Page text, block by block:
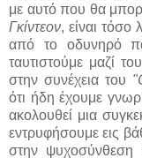
με αυτό που θα
Γκίντεον, είναι τόσο
από το οδυνηρό
ταυτιστούμε μαζί
στην συνέχεια του
ότι ήδη έχουμε
ακολουθεί μια
εντρυφήσουμε εις
στην ψυχοσύνθεση